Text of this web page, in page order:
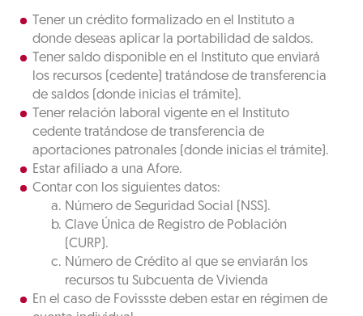
Tener un crédito formalizado en el Instituto a
donde deseas aplicar la portabilidad de saldos.
Tener saldo disponible en el Instituto que enviará
los recursos (cedente) tratándose de transferencia
de saldos (donde inicias el trámite).
Tener relación laboral vigente en el Instituto
cedente tratándose de transferencia de
aportaciones patronales (donde inicias el trámite).
Estar afiliado a una Afore.
Contar con los siguientes datos:
Número de Seguridad Social (NSS).
Clave Única de Registro de Población
(CURP).
Número de Crédito al que se enviarán los
recursos tu Subcuenta de Vivienda
En el caso de Fovissste deben estar en régimen de